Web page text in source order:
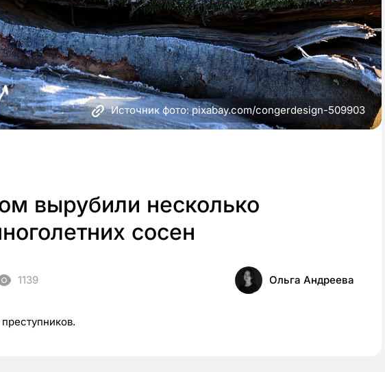
Источник фото: pixabay.com/congerdesign-509903
вырубили несколько
сосен
1139 Ольга Андреева